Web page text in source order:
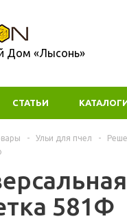
Дом «Лысонь»
СТАТЬИ
- Ульи для пчел -
581Ф